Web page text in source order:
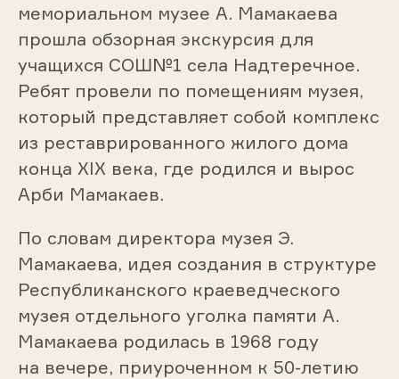
мемориальном музее А. Мамакаева
прошла обзорная экскурсия для
учащихся СОШ№1 села Надтеречное.
Ребят провели по помещениям музея,
который представляет собой комплекс
из реставрированного жилого дома
конца ХIХ века, где родился и вырос
Арби Мамакаев.
По словам директора музея Э.
Мамакаева, идея создания в структуре
Республиканского краеведческого
музея отдельного уголка памяти А.
Мамакаева родилась в 1968 году
на вечере, приуроченном к 50-летию